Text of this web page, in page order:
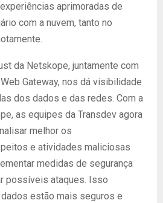
aprimoradas de
com a nuvem, tanto no
da Netskope, juntamente com
Gateway, nos dá visibilidade
dos dados e das redes. Com a
as equipes da Transdev agora
melhor os
e atividades maliciosas
medidas de segurança
possíveis ataques. Isso
estão mais seguros e